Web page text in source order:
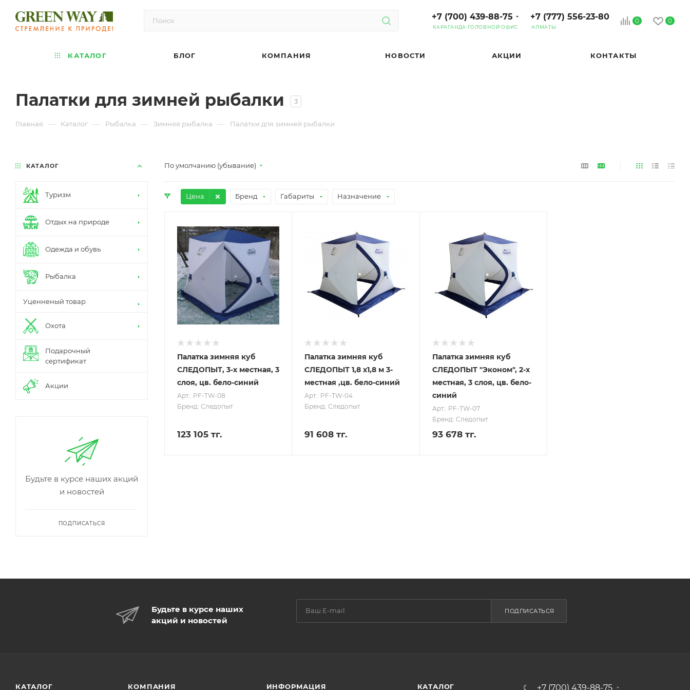
0 0
+7 (777) 556-23-80
АЛМАТЫ
+7 (700) 439-88-75
КАРАГАНДА ГОЛОВНОЙ ОФИС
КАТАЛОГ БЛОГ КОМПАНИЯ НОВОСТИ АКЦИИ КОНТАКТЫ
Палатки для зимней рыбалки 3
Главная — Каталог — Рыбалка — Зимняя рыбалка — Палатки для зимней рыбалки
КАТАЛОГ
Туризм
Отдых на природе
Одежда и обувь
Рыбалка
Уценненый товар
Охота
Подарочный
сертификат
Акции
Будьте в курсе наших акций
и новостей
ПОДПИСАТЬСЯ
По умолчанию (убывание)
Цена Бренд Габариты Назначение
Палатка зимняя куб
СЛЕДОПЫТ, 3-х местная, 3
слоя, цв. бело-синий
Арт.: PF-TW-08
Бренд: Следопыт
123 105 тг.
Палатка зимняя куб
СЛЕДОПЫТ 1,8 х1,8 м 3-
местная ,цв. бело-синий
Арт.: PF-TW-04
Бренд: Следопыт
91 608 тг.
Палатка зимняя куб
СЛЕДОПЫТ "Эконом", 2-х
местная, 3 слоя, цв. бело-
синий
Арт.: PF-TW-07
Бренд: Следопыт
93 678 тг.
Будьте в курсе наших
акций и новостей
ПОДПИСАТЬСЯ
КАТАЛОГ КОМПАНИЯ ИНФОРМАЦИЯ КАТАЛОГ +7 (700) 439-88-75